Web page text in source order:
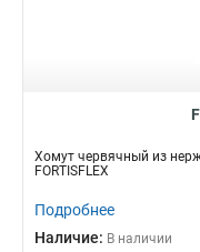
Хомут червячный из
FORTISFLEX
Подробнее
Наличие: В наличии